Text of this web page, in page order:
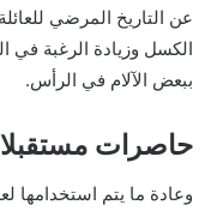
عن التاريخ المرضي
الكسل وزيادة الرغبة في
ببعض الآلام في الرأس.
حاصرات
وعادة ما يتم استخدامها